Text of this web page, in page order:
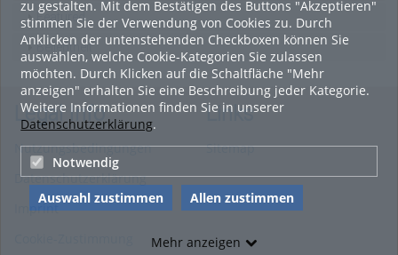
zu gestalten. Mit dem Bestätigen des Buttons "Akzeptieren"
stimmen Sie der Verwendung von Cookies zu. Durch
Anklicken der untenstehenden Checkboxen können Sie
auswählen, welche Cookie-Kategorien Sie zulassen
möchten. Durch Klicken auf die Schaltfläche "Mehr
anzeigen" erhalten Sie eine Beschreibung jeder Kategorie.
Weitere Informationen finden Sie in unserer
Datenschutzerklärung.
Notwendig
Auswahl zustimmen Allen zustimmen
Mehr anzeigen
Featured
Beliebtheit
Legal Info
Nutzungsbedingungen
Datenschutzerklärung
Imprint
Links
Sitemap